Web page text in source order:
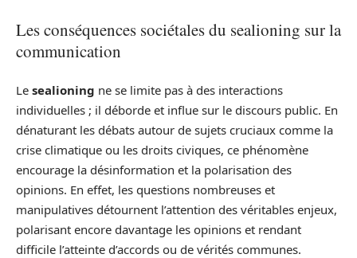
Les conséquences sociétales du sealioning sur la
communication
Le sealioning ne se limite pas à des interactions
individuelles ; il déborde et influe sur le discours public. En
dénaturant les débats autour de sujets cruciaux comme la
crise climatique ou les droits civiques, ce phénomène
encourage la désinformation et la polarisation des
opinions. En effet, les questions nombreuses et
manipulatives détournent l’attention des véritables enjeux,
polarisant encore davantage les opinions et rendant
difficile l’atteinte d’accords ou de vérités communes.